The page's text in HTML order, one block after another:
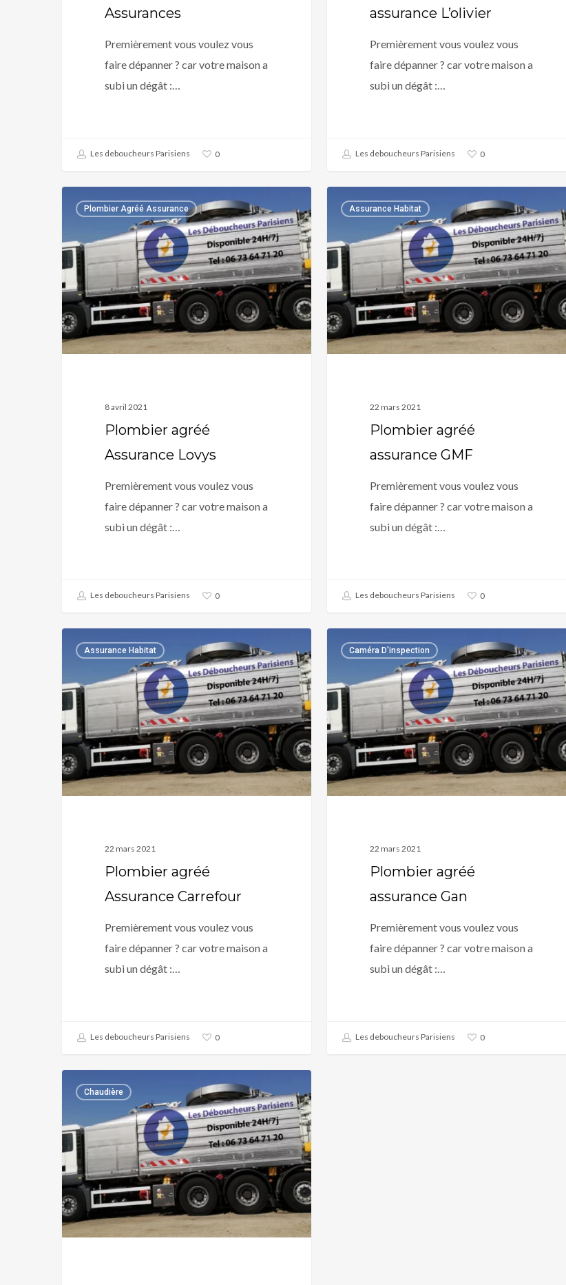
Assurances
Premièrement vous voulez vous
faire dépanner ? car votre maison a
subi un dégât :…
Les deboucheurs Parisiens 0
assurance L’olivier
Premièrement vous voulez vous
faire dépanner ? car votre maison a
subi un dégât :…
Les deboucheurs Parisiens 0
agréé
Assurance
Lovys
Plombier Agréé Assurance
8 avril 2021
Plombier agréé
Assurance Lovys
Premièrement vous voulez vous
faire dépanner ? car votre maison a
subi un dégât :…
Les deboucheurs Parisiens 0
agréé
assurance
GMF
Assurance Habitat
22 mars 2021
Plombier agréé
assurance GMF
Premièrement vous voulez vous
faire dépanner ? car votre maison a
subi un dégât :…
Les deboucheurs Parisiens 0
agréé
Assurance
Carrefour
Assurance Habitat
22 mars 2021
Plombier agréé
Assurance Carrefour
Premièrement vous voulez vous
faire dépanner ? car votre maison a
subi un dégât :…
Les deboucheurs Parisiens 0
agréé
assurance
Gan
Caméra D'inspection
22 mars 2021
Plombier agréé
assurance Gan
Premièrement vous voulez vous
faire dépanner ? car votre maison a
subi un dégât :…
Les deboucheurs Parisiens 0
agréé
Paris
MMA
Chaudière